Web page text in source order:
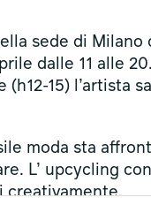
sede di
dalle 11 alle
(h12-15) l’artista
moda sta
L’ upcycling
creativamente.